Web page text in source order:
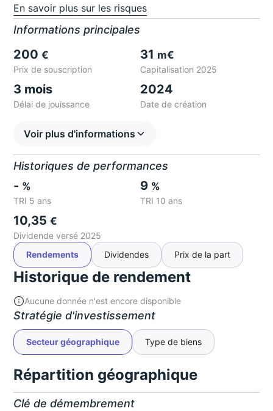
En savoir plus sur les risques
Informations principales
200€
Prix de souscription
31 m€
Capitalisation 2025
3 mois
Délai de jouissance
2024
Date de création
Voir plus d'informations
Historiques de performances
- %
TRI 5 ans
9 %
TRI 10 ans
10,35€
Dividende versé 2025
Rendements
Dividendes Prix de la part
Historique de rendement
Aucune donnée n'est encore disponible
Stratégie d'investissement
Secteur géographique Type de biens
Répartition géographique
Clé de démembrement